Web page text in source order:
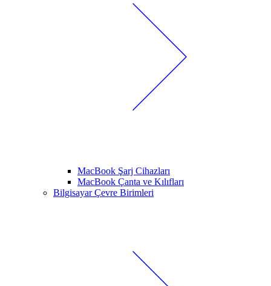
MacBook Şarj Cihazları
MacBook Çanta ve Kılıfları
Bilgisayar Çevre Birimleri